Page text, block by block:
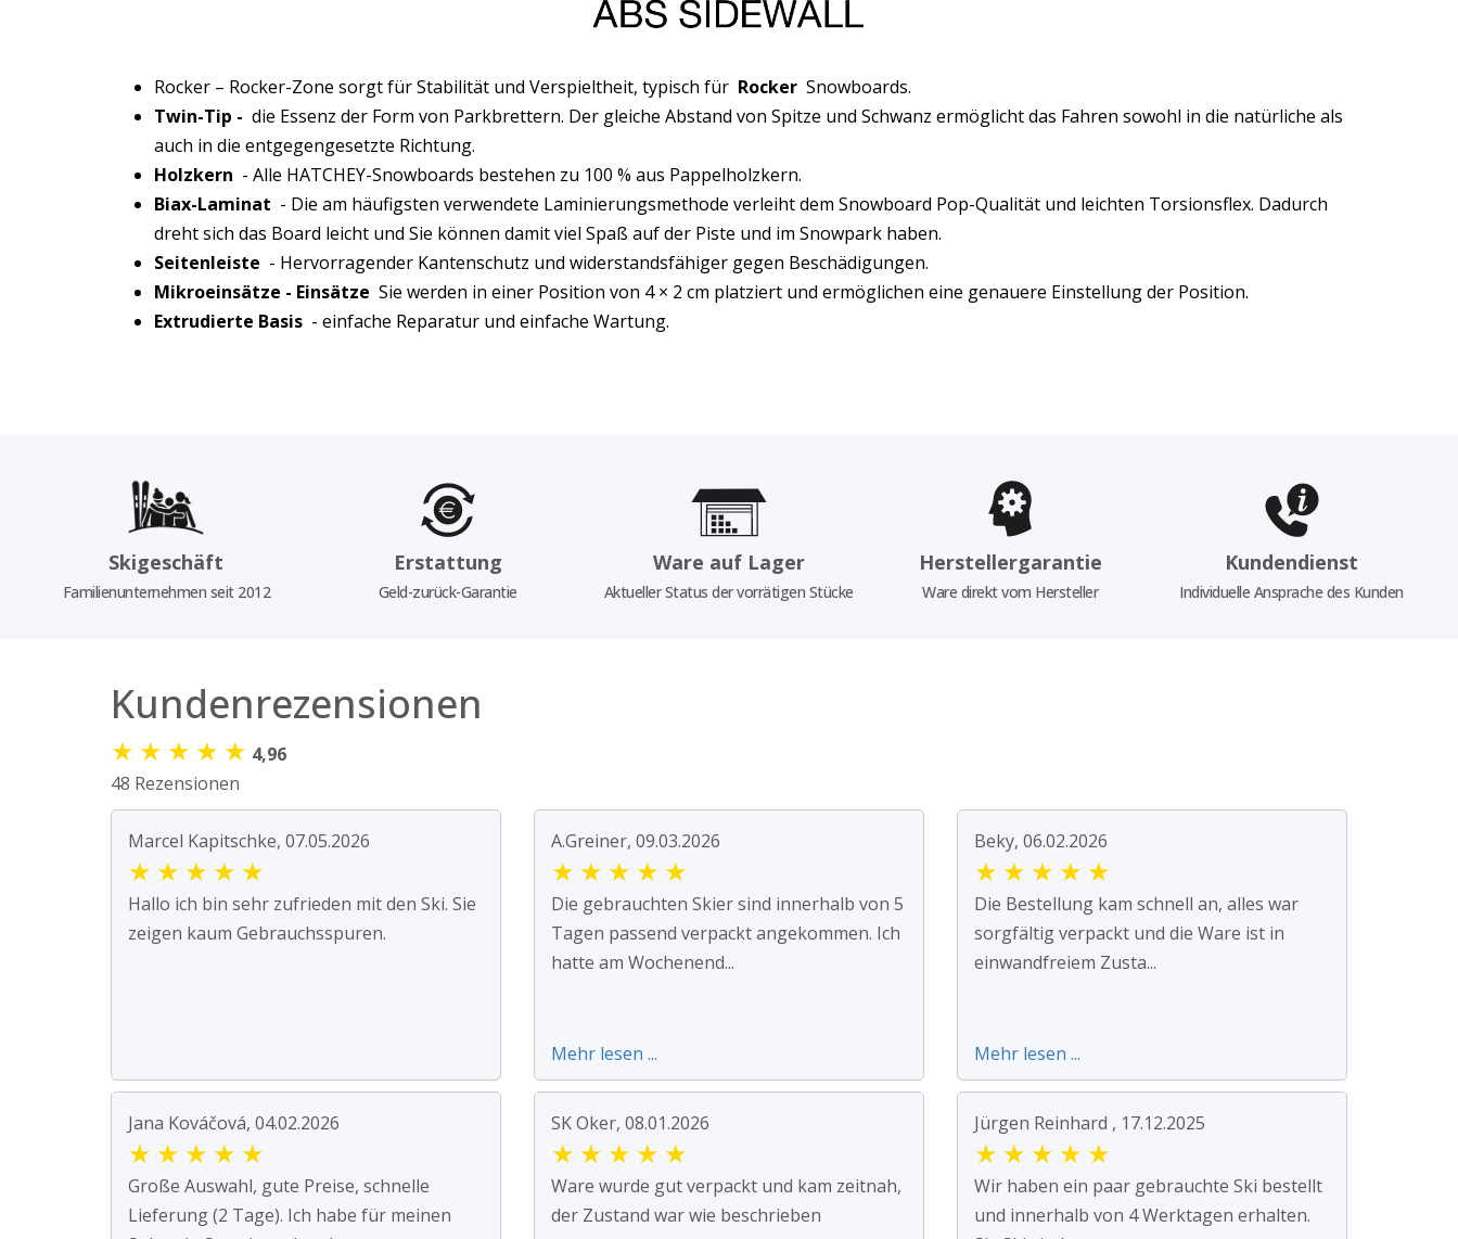
Rocker – Rocker-Zone sorgt für Stabilität und Verspieltheit, typisch für Rocker Snowboards.
Twin-Tip - die Essenz der Form von Parkbrettern. Der gleiche Abstand von Spitze und Schwanz ermöglicht das Fahren sowohl in die natürliche als
auch in die entgegengesetzte Richtung.
Holzkern - Alle HATCHEY-Snowboards bestehen zu 100 % aus Pappelholzkern.
Biax-Laminat - Die am häufigsten verwendete Laminierungsmethode verleiht dem Snowboard Pop-Qualität und leichten Torsionsflex. Dadurch
dreht sich das Board leicht und Sie können damit viel Spaß auf der Piste und im Snowpark haben.
Seitenleiste - Hervorragender Kantenschutz und widerstandsfähiger gegen Beschädigungen.
Mikroeinsätze - Einsätze Sie werden in einer Position von 4 × 2 cm platziert und ermöglichen eine genauere Einstellung der Position.
Extrudierte Basis - einfache Reparatur und einfache Wartung.
Skigeschäft
Familienunternehmen seit 2012
Erstattung
Geld-zurück-Garantie
Ware auf Lager
Aktueller Status der vorrätigen Stücke
Herstellergarantie
Ware direkt vom Hersteller
Kundendienst
Individuelle Ansprache des Kunden
Kundenrezensionen
★ ★ ★ ★ ★ 4,96
48 Rezensionen
Marcel Kapitschke, 07.05.2026
★ ★ ★ ★ ★
Hallo ich bin sehr zufrieden mit den Ski. Sie
zeigen kaum Gebrauchsspuren.
A.Greiner, 09.03.2026
★ ★ ★ ★ ★
Die gebrauchten Skier sind innerhalb von 5
Tagen passend verpackt angekommen. Ich
hatte am Wochenend...
Mehr lesen ...
Beky, 06.02.2026
★ ★ ★ ★ ★
Die Bestellung kam schnell an, alles war
sorgfältig verpackt und die Ware ist in
einwandfreiem Zusta...
Mehr lesen ...
Jana Kováčová, 04.02.2026
★ ★ ★ ★ ★
Große Auswahl, gute Preise, schnelle
Lieferung (2 Tage). Ich habe für meinen
SK Oker, 08.01.2026
★ ★ ★ ★ ★
Ware wurde gut verpackt und kam zeitnah,
der Zustand war wie beschrieben
Jürgen Reinhard , 17.12.2025
★ ★ ★ ★ ★
Wir haben ein paar gebrauchte Ski bestellt
und innerhalb von 4 Werktagen erhalten.